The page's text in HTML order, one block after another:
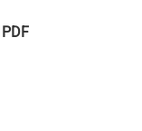
PDF